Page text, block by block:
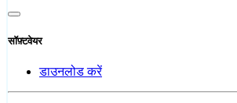
सॉफ़्टवेयर
डाउनलोड करें